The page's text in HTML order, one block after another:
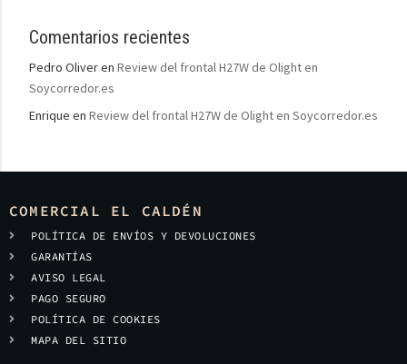
Comentarios recientes
Pedro Oliveren Review del frontal H27W de Olight en
Soycorredor.es
Enrique en Review del frontal H27W de Olight en Soycorredor.es
COMERCIAL EL CALDÉN
POLÍTICA DE ENVÍOS Y DEVOLUCIONES
GARANTÍAS
AVISO LEGAL
PAGO SEGURO
POLÍTICA DE COOKIES
MAPA DEL SITIO